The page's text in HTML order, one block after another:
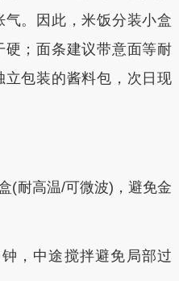
。因此，米饭分装小盒
；面条建议带意面等耐
包装的酱料包，次日现
耐高温/可微波)，避免金
中途搅拌避免局部过